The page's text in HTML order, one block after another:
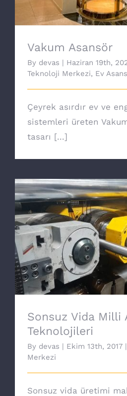
Vakum Asansör
By devas | Haziran 19th,
Teknoloji Merkezi, Ev
Çeyrek asırdır ev ve
sistemleri üreten
tasarı [...]
Sonsuz Vida Milli
Sonsuz Vida Milli
Teknolojileri
By devas | Ekim 13th, 2017 |
Merkezi
Sonsuz vida üretimi